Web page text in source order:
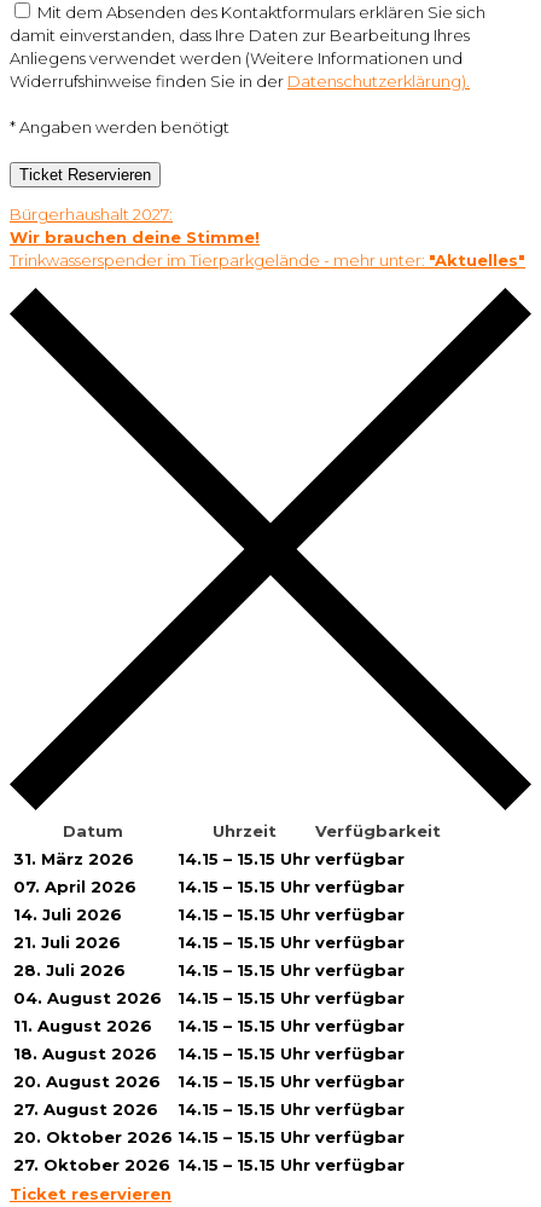
Mit dem Absenden des Kontaktformulars erklären Sie sich
damit einverstanden, dass Ihre Daten zur Bearbeitung Ihres
Anliegens verwendet werden (Weitere Informationen und
Widerrufshinweise finden Sie in der Datenschutzerklärung).
* Angaben werden benötigt
Ticket Reservieren
Bürgerhaushalt 2027:
Wir brauchen deine Stimme!
Trinkwasserspender im Tierparkgelände - mehr unter: "Aktuelles"
Datum Uhrzeit
Verfügbarkeit
31. März 2026
14.15 – 15.15 Uhr verfügbar
07. April 2026
14.15 – 15.15 Uhr verfügbar
14. Juli 2026
14.15 – 15.15 Uhr verfügbar
21. Juli 2026
14.15 – 15.15 Uhr verfügbar
28. Juli 2026
14.15 – 15.15 Uhr verfügbar
04. August 2026
14.15 – 15.15 Uhr verfügbar
11. August 2026
14.15 – 15.15 Uhr verfügbar
18. August 2026
14.15 – 15.15 Uhr verfügbar
20. August 2026
14.15 – 15.15 Uhr verfügbar
27. August 2026
14.15 – 15.15 Uhr verfügbar
20. Oktober 2026 14.15 – 15.15 Uhr verfügbar
27. Oktober 2026 14.15 – 15.15 Uhr verfügbar
Ticket reservieren